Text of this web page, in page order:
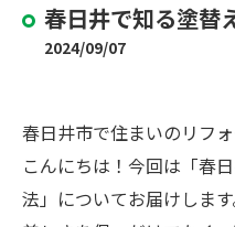
春日井で知る塗替
2024/09/07
春日井市で住まいのリフ
こんにちは！今回は「春
法」についてお届けしま